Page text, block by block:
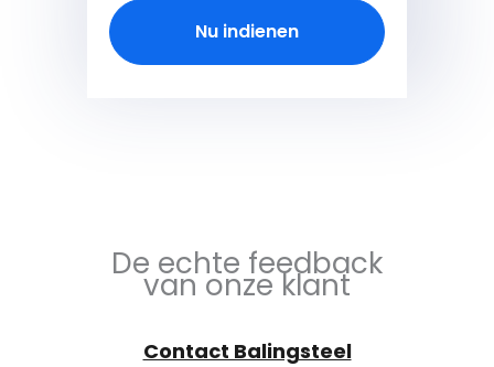
Nu indienen
De echte feedback
van onze klant
Contact Balingsteel